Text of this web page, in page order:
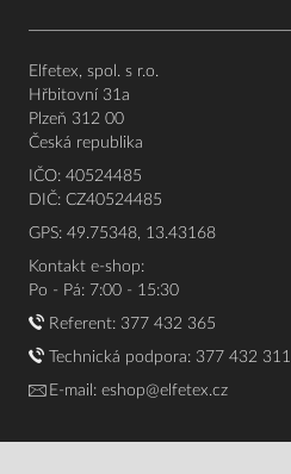
Elfetex, spol. s r.o.
Hřbitovní 31a
Plzeň 312 00
Česká republika
IČO: 40524485
DIČ: CZ40524485
GPS: 49.75348, 13.43168
Kontakt e-shop:
Po - Pá: 7:00 - 15:30
Referent: 377 432 365
Technická podpora: 377 432 311
E-mail: eshop@elfetex.cz